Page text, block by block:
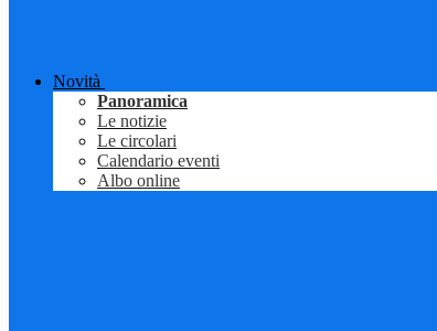
Novità
Panoramica
Le notizie
Le circolari
Calendario eventi
Albo online